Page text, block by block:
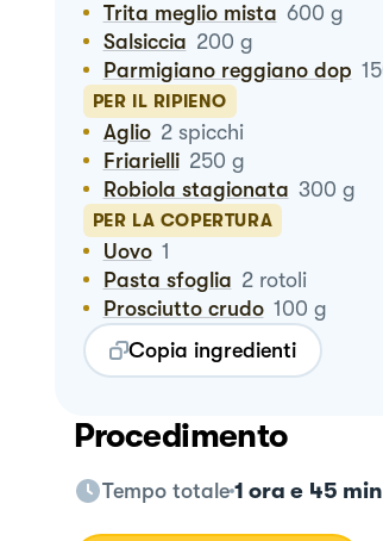
Trita meglio mista 600 g
Salsiccia 200 g
Parmigiano reggiano dop
PER IL RIPIENO
Aglio 2 spicchi
Friarielli 250 g
Robiola stagionata 300 g
PER LA COPERTURA
Uovo 1
Pasta sfoglia 2 rotoli
Prosciutto crudo 100 g
Copia ingredienti
Procedimento
Tempo totale 1 ora e 45